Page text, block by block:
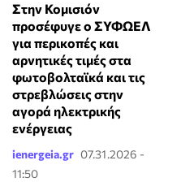
Στην Κομισιόν
προσέφυγε ο ΣΥΦΩΕΛ
για περικοπές και
αρνητικές τιμές στα
φωτοβολταϊκά και τις
στρεβλώσεις στην
αγορά ηλεκτρικής
ενέργειας
ienergeia.gr 07.31.2026 -
11:50